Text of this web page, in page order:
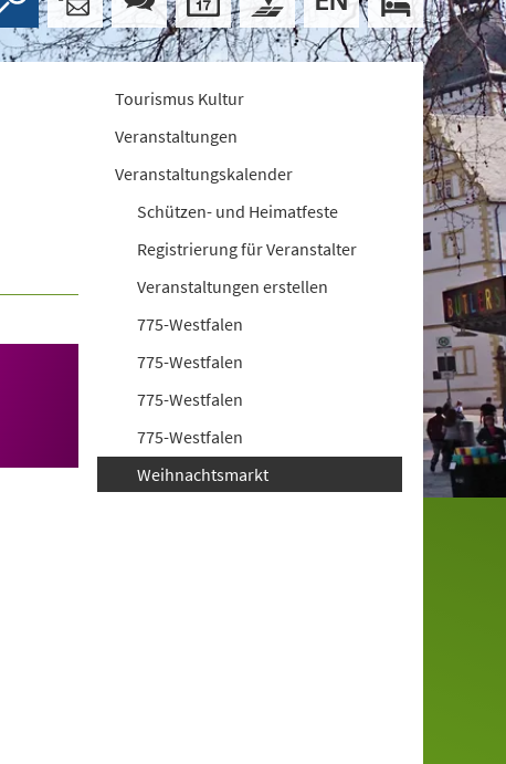
Tourismus Kultur
Veranstaltungen
Veranstaltungskalender
Schützen- und Heimatfeste
Registrierung für Veranstalter
Veranstaltungen erstellen
775-Westfalen
775-Westfalen
775-Westfalen
775-Westfalen
Weihnachtsmarkt